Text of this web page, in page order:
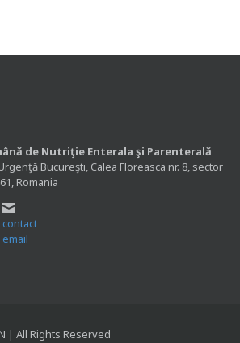
de Nutriţie Enterala şi Parenterală
Bucureşti, Calea Floreasca nr. 8, sector
Romania
contact
email
| All Rights Reserved